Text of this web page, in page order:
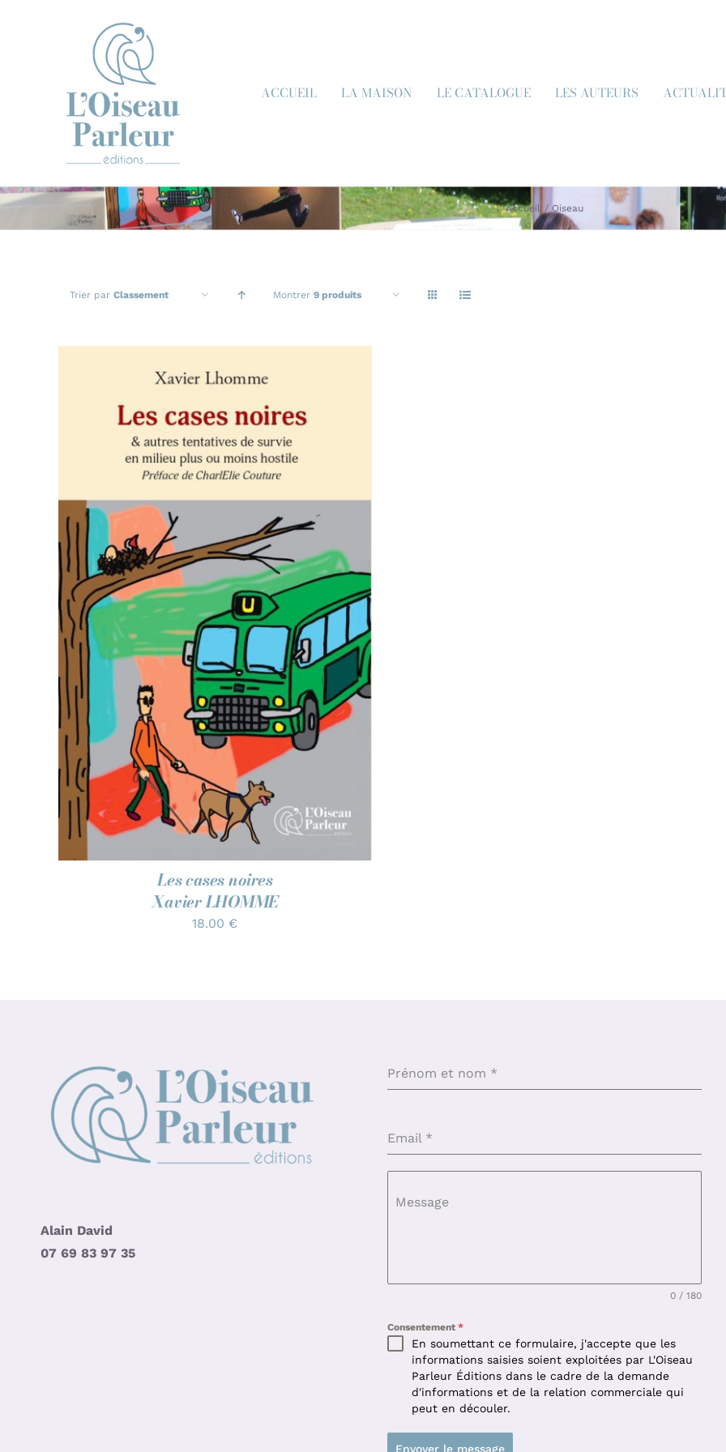
ACCUEIL LA MAISON LE CATALOGUE LES AUTEURS
Accueil Oiseau
Trier par Classement Montrer 9 produits
AJOUTER AU PANIER / APERÇU
Les cases noires
Xavier LHOMME
18.00 €
Alain David
07 69 83 97 35
Prénom et nom *
Email *
Message
0 / 180
Consentement *
En soumettant ce formulaire, j'accepte que les
informations saisies soient exploitées par L'Oiseau
Parleur Éditions dans le cadre de la demande
d'informations et de la relation commerciale qui
peut en découler.
Envoyer le message